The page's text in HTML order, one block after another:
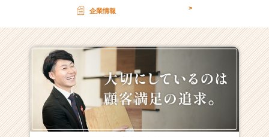
求
一
覧
上
5
5
億
企業情報 >